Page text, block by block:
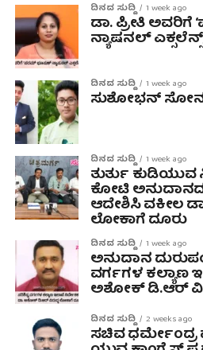
ದಿನದ ಸುದ್ದಿ 1 week ago
ಡಾ. ಪ್ರೀತಿ
ನ್ಯಾಷನಲ್
ದಿನದ ಸುದ್ದಿ 1 week ago
ಸುಶೋಭನ್
ದಿನದ ಸುದ್ದಿ 1 week ago
ತುರ್ತು
ಕೋಟಿ
ಆದೇಶಿಸಿ ವಕೀಲ
ಲೋಕಾಗೆ ದೂರು
ದಿನದ ಸುದ್ದಿ 1 week ago
ಅನುದಾನ
ವರ್ಗಗಳ ಕಲ್ಯಾಣ
ಅಶೋಕ್ ಡಿ.ಆರ್
ದಿನದ ಸುದ್ದಿ 2 weeks ago
ಸಚಿವ ಧರ್ಮೇಂದ್ರ